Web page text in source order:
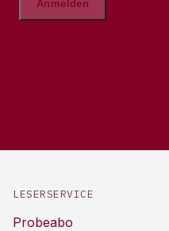
LESERSERVICE
Probeabo